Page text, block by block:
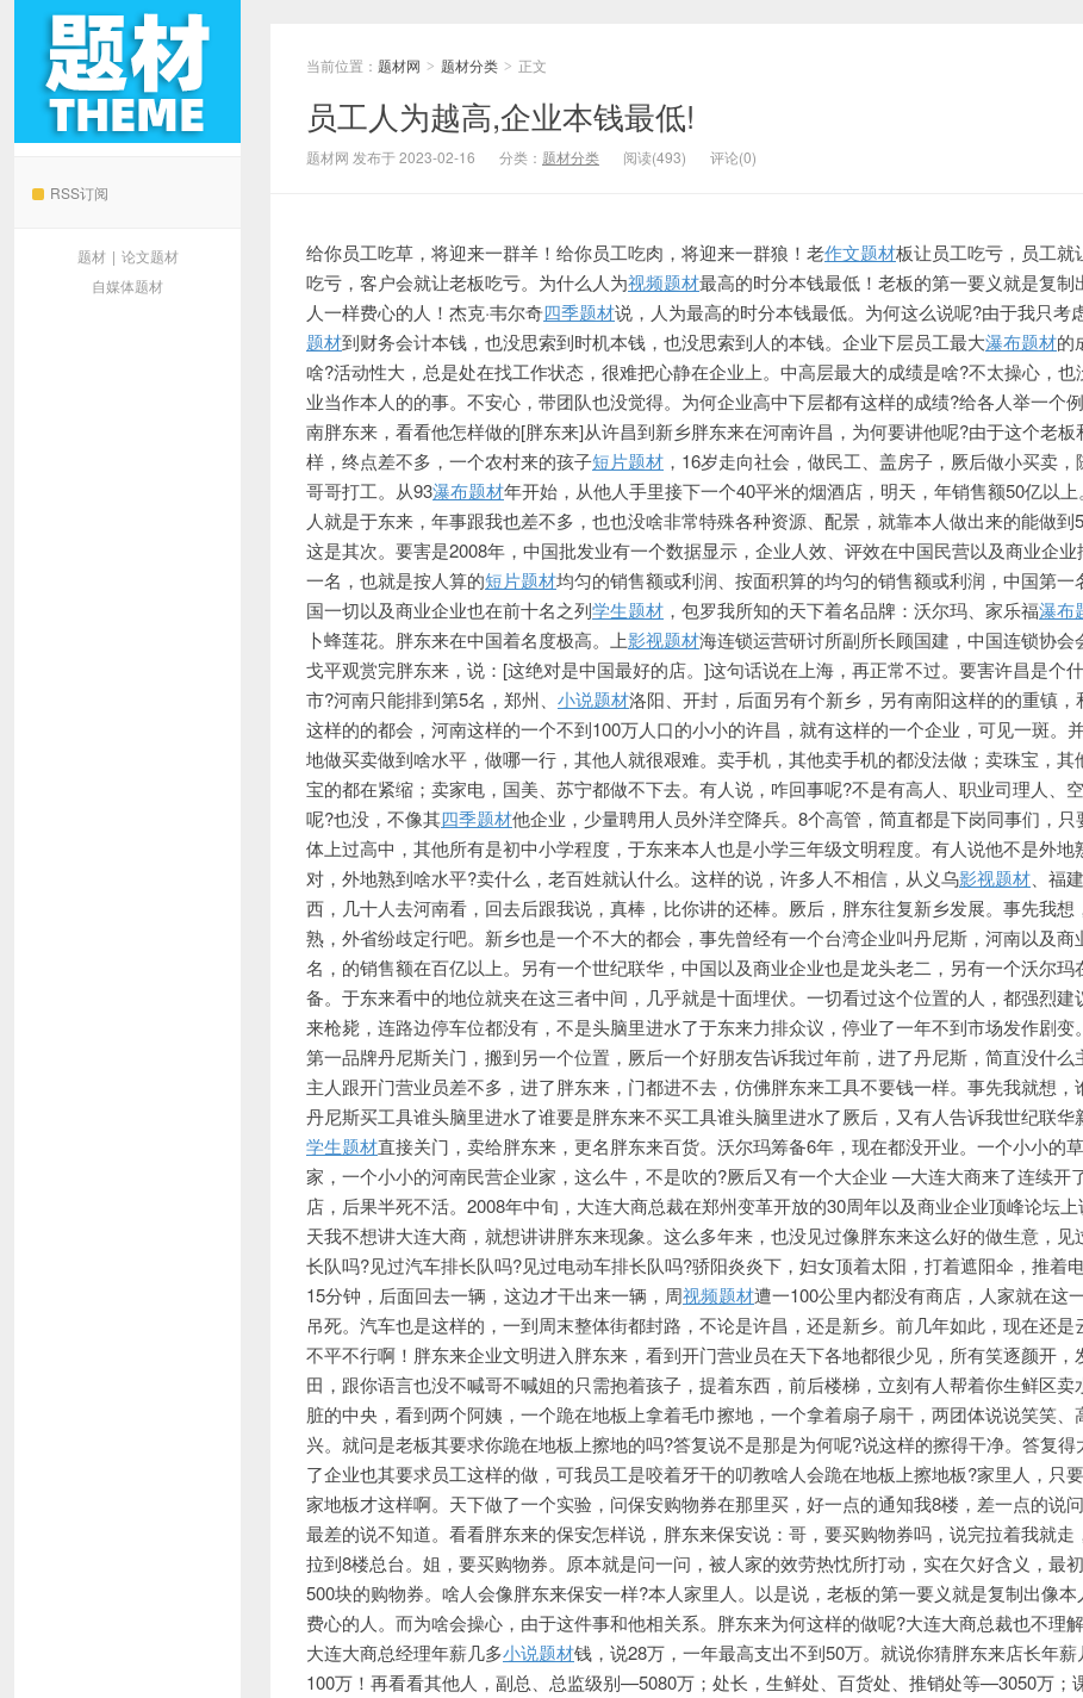
RSS订阅
题材 | 论文题材
自媒体题材
当前位置： 题材网 > 题材分类 > 正文
员工人为越高,企业本钱最低!
题材网 发布于 2023-02-16 分类： 题材分类 阅读(493) 评论(0)
给你员工吃草，将迎来一群羊！给你员工吃肉，将迎来一群狼！老作文题材板让员工吃亏，员工就
吃亏，客户会就让老板吃亏。为什么人为视频题材最高的时分本钱最低！老板的第一要义就是复制
人一样费心的人！杰克·韦尔奇四季题材说，人为最高的时分本钱最低。为何这么说呢?由于我只考
题材到财务会计本钱，也没思索到时机本钱，也没思索到人的本钱。企业下层员工最大瀑布题材的
啥?活动性大，总是处在找工作状态，很难把心静在企业上。中高层最大的成绩是啥?不太操心，也
业当作本人的的事。不安心，带团队也没觉得。为何企业高中下层都有这样的成绩?给各人举一个
南胖东来，看看他怎样做的[胖东来]从许昌到新乡胖东来在河南许昌，为何要讲他呢?由于这个老板
样，终点差不多，一个农村来的孩子短片题材 ，16岁走向社会，做民工、盖房子，厥后做小买卖，
哥哥打工。从93瀑布题材年开始，从他人手里接下一个40平米的烟酒店，明天，年销售额50亿以上
人就是于东来，年事跟我也差不多，也也没啥非常特殊各种资源、配景，就靠本人做出来的能做到
这是其次。要害是2008年，中国批发业有一个数据显示，企业人效、评效在中国民营以及商业企业
一名，也就是按人算的短片题材均匀的销售额或利润、按面积算的均匀的销售额或利润，中国第一
国一切以及商业企业也在前十名之列学生题材 ，包罗我所知的天下着名品牌：沃尔玛、家乐福瀑布
卜蜂莲花。胖东来在中国着名度极高。上影视题材海连锁运营研讨所副所长顾国建，中国连锁协会
戈平观赏完胖东来，说：[这绝对是中国最好的店。]这句话说在上海，再正常不过。要害许昌是个
市?河南只能排到第5名，郑州、 小说题材洛阳、开封，后面另有个新乡，另有南阳这样的的重镇，
这样的的都会，河南这样的一个不到100万人口的小小的许昌，就有这样的一个企业，可见一斑。
地做买卖做到啥水平，做哪一行，其他人就很艰难。卖手机，其他卖手机的都没法做；卖珠宝，其
宝的都在紧缩；卖家电，国美、苏宁都做不下去。有人说，咋回事呢?不是有高人、职业司理人、
呢?也没，不像其四季题材他企业，少量聘用人员外洋空降兵。8个高管，简直都是下岗同事们，只
体上过高中，其他所有是初中小学程度，于东来本人也是小学三年级文明程度。有人说他不是外地
对，外地熟到啥水平?卖什么，老百姓就认什么。这样的说，许多人不相信，从义乌影视题材 、福
西，几十人去河南看，回去后跟我说，真棒，比你讲的还棒。厥后，胖东往复新乡发展。事先我想
熟，外省纷歧定行吧。新乡也是一个不大的都会，事先曾经有一个台湾企业叫丹尼斯，河南以及商
名，的销售额在百亿以上。另有一个世纪联华，中国以及商业企业也是龙头老二，另有一个沃尔玛
备。于东来看中的地位就夹在这三者中间，几乎就是十面埋伏。一切看过这个位置的人，都强烈建
来枪毙，连路边停车位都没有，不是头脑里进水了于东来力排众议，停业了一年不到市场发作剧变
第一品牌丹尼斯关门，搬到另一个位置，厥后一个好朋友告诉我过年前，进了丹尼斯，简直没什么
主人跟开门营业员差不多，进了胖东来，门都进不去，仿佛胖东来工具不要钱一样。事先我就想，
丹尼斯买工具谁头脑里进水了谁要是胖东来不买工具谁头脑里进水了厥后，又有人告诉我世纪联华
学生题材直接关门，卖给胖东来，更名胖东来百货。沃尔玛筹备6年，现在都没开业。一个小小的
家，一个小小的河南民营企业家，这么牛，不是吹的?厥后又有一个大企业 —大连大商来了连续开
店，后果半死不活。2008年中旬，大连大商总裁在郑州变革开放的30周年以及商业企业顶峰论坛上
天我不想讲大连大商，就想讲讲胖东来现象。这么多年来，也没见过像胖东来这么好的做生意，见
长队吗?见过汽车排长队吗?见过电动车排长队吗?骄阳炎炎下，妇女顶着太阳，打着遮阳伞，推着
15分钟，后面回去一辆，这边才干出来一辆，周视频题材遭一100公里内都没有商店，人家就在这
吊死。汽车也是这样的，一到周末整体街都封路，不论是许昌，还是新乡。前几年如此，现在还是
不平不行啊！胖东来企业文明进入胖东来，看到开门营业员在天下各地都很少见，所有笑逐颜开，
田，跟你语言也没不喊哥不喊姐的只需抱着孩子，提着东西，前后楼梯，立刻有人帮着你生鲜区卖
脏的中央，看到两个阿姨，一个跪在地板上拿着毛巾擦地，一个拿着扇子扇干，两团体说说笑笑、
兴。就问是老板其要求你跪在地板上擦地的吗?答复说不是那是为何呢?说这样的擦得干净。答复得
了企业也其要求员工这样的做，可我员工是咬着牙干的叨教啥人会跪在地板上擦地板?家里人，只
家地板才这样啊。天下做了一个实验，问保安购物券在那里买，好一点的通知我8楼，差一点的说问
最差的说不知道。看看胖东来的保安怎样说，胖东来保安说：哥，要买购物券吗，说完拉着我就走
拉到8楼总台。姐，要买购物券。原本就是问一问，被人家的效劳热忱所打动，实在欠好含义，最
500块的购物券。啥人会像胖东来保安一样?本人家里人。以是说，老板的第一要义就是复制出像本
费心的人。而为啥会操心，由于这件事和他相关系。胖东来为何这样的做呢?大连大商总裁也不理
大连大商总经理年薪几多小说题材钱，说28万，一年最高支出不到50万。就说你猜胖东来店长年薪
100万！再看看其他人，副总、总监级别—5080万；处长，生鲜处、百货处、推销处等—3050万；